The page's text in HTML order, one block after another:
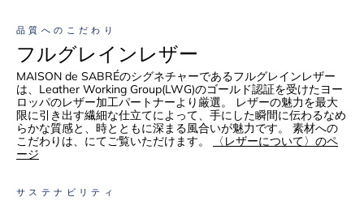
品質へのこだわり
フルグレインレザー
MAISON de SABRÉのシグネチャーであるフルグレインレザー
は、Leather Working Group(LWG)のゴールド認証を受けたヨー
ロッパのレザー加工パートナーより厳選。 レザーの魅力を最大
限に引き出す繊細な仕立てによって、手にした瞬間に伝わるなめ
らかな質感と、時とともに深まる風合いが魅力です。 素材への
こだわりは、にてご覧いただけます。
〈レザーについて〉のペ
ージ
サステナビリティ